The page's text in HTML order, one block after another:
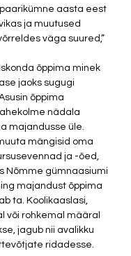
aasta eest
ja muutused
väga suured,”
õppima minek
jaoks sugugi
õppima
nädala
majandusse üle.
mängisid oma
ja -õed,
Nõmme gümnaasiumi
majandust õppima
ta. Koolikaaslasi,
või rohkemal määral
jagub nii avalikku
ridadesse.